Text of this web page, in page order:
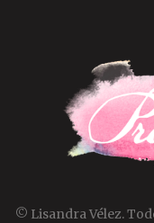
© Lisandra Vélez.